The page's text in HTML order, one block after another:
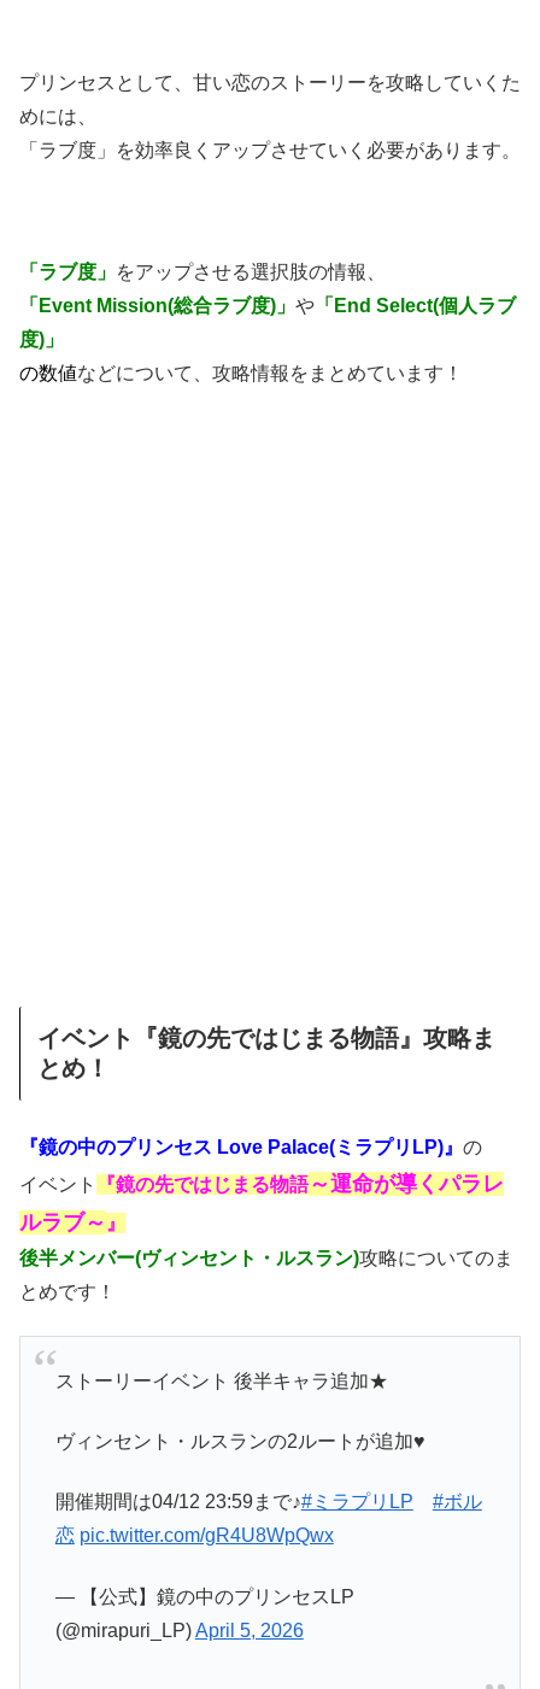
プリンセスとして、甘い恋のストーリーを攻略していくた
めには、
「ラブ度」を効率良くアップさせていく必要があります。
「ラブ度」 をアップさせる選択肢の情報、
「Event Mission(総合ラブ度)」 や 「End Select(個人ラブ
度)」
の数値などについて、攻略情報をまとめています！
イベント『鏡の先ではじまる物語』攻略ま
とめ！
『鏡の中のプリンセス Love Palace(ミラプリLP)』 の
イベント
『鏡の先ではじまる物語～運命が導くパラレ
ルラブ～ 』
後半メンバー(ヴィンセント・ルスラン)攻略についてのま
とめです！
ストーリーイベント 後半キャラ追加★
ヴィンセント・ルスランの2ルートが追加♥
開催期間は04/12 23:59まで♪#ミラプリLP
#ボル
恋 pic.twitter.com/gR4U8WpQwx
— 【公式】鏡の中のプリンセスLP
(@mirapuri_LP)April 5, 2026